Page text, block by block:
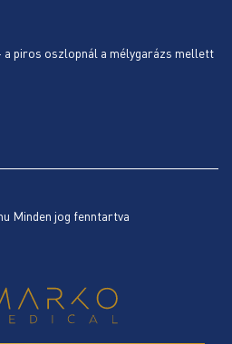
a piros oszlopnál a mélygarázs mellett
Minden jog fenntartva